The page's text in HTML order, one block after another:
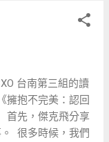
台南第三組的讀
擁抱不完美：認回
首先，傑克飛分享
很多時候，我們